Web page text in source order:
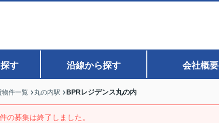
す 沿線から探す 会社概要
物件一覧 丸の内駅 BPRレジデンス丸の内
の募集は終了しました。